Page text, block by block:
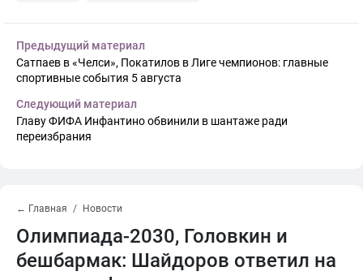
Предыдущий материал
Сатпаев в «Челси», Покатилов в Лиге чемпионов: главные
спортивные события 5 августа
Следующий материал
Главу ФИФА Инфантино обвинили в шантаже ради
переизбрания
← Главная Новости
Олимпиада-2030, Головкин и
бешбармак: Шайдоров ответил на